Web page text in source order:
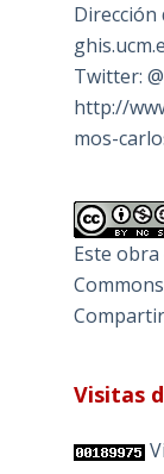
Dirección
Twitter:
http://
mos-
Este
Visitas